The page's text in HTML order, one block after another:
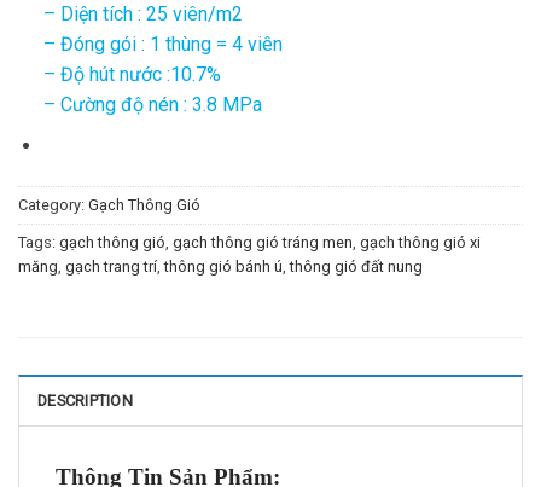
– Diện tích : 25 viên/m2
– Đóng gói : 1 thùng = 4 viên
– Độ hút nước :10.7%
– Cường độ nén : 3.8 MPa
Category: Gạch Thông Gió
Tags: gạch thông gió, gạch thông gió tráng men, gạch thông gió xi
măng, gạch trang trí,thông gió bánh ú,thông gió đất nung
DESCRIPTION
Thông Tin Sản Phẩm: